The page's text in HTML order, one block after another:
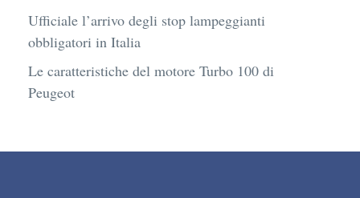
Ufficiale l’arrivo degli stop lampeggianti
obbligatori in Italia
Le caratteristiche del motore Turbo 100 di
Peugeot